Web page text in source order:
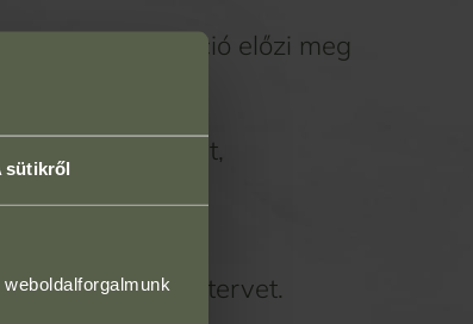
sütikről
perces konzultáció előzi meg
és céljaidat,
ideális kezelési tervet.